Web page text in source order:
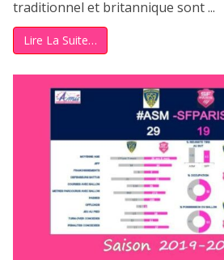
traditionnel et britannique sont ...
Lire La Suite…